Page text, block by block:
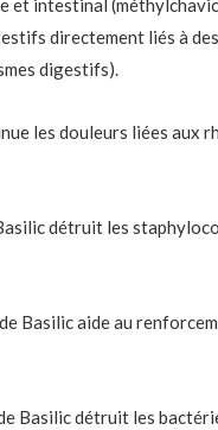
et intestinal
directement liés à
digestifs).
les douleurs liées aux
détruit les
Basilic aide au
Basilic détruit les